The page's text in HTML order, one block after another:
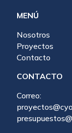
MENÚ
Nosotros
Proyectos
Contacto
CONTACTO
Correo: